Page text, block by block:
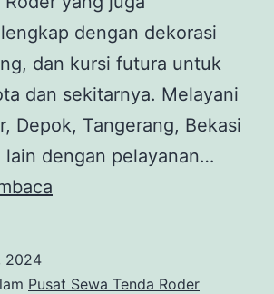
dengan dekorasi
dan kursi futura untuk
dan sekitarnya. Melayani
Depok, Tangerang, Bekasi
dengan pelayanan…
RODER
2024
Pusat Sewa Tenda Roder